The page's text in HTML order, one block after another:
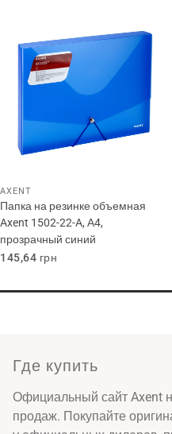
AXENT
Папка на резинке объемная
Axent 1502-22-A, А4,
прозрачный синий
Обычная
145,64 грн
Где купить
Официальный сайт Axent
продаж. Покупайте